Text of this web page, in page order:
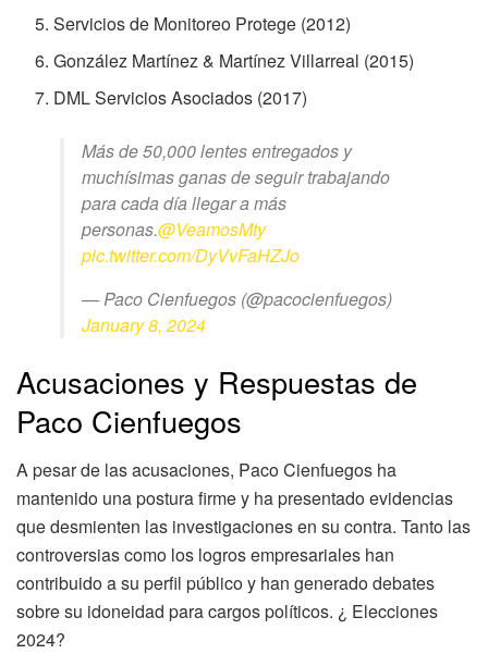
Servicios de Monitoreo Protege (2012)
González Martínez & Martínez Villarreal (2015)
DML Servicios Asociados (2017)
Más de 50,000 lentes entregados y
muchísimas ganas de seguir trabajando
para cada día llegar a más
personas.@VeamosMty
pic.twitter.com/DyVvFaHZJo
— Paco Cienfuegos (@pacocienfuegos)
January 8, 2024
Acusaciones y Respuestas de
Paco Cienfuegos
A pesar de las acusaciones, Paco Cienfuegos ha
mantenido una postura firme y ha presentado evidencias
que desmienten las investigaciones en su contra. Tanto las
controversias como los logros empresariales han
contribuido a su perfil público y han generado debates
sobre su idoneidad para cargos políticos. ¿ Elecciones
2024?